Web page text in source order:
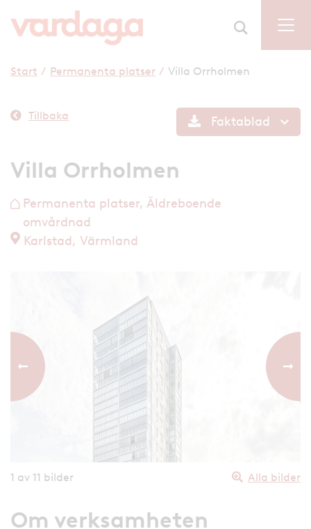
Start / Permanenta platser / Villa Orrholmen
Tillbaka Faktablad
Villa Orrholmen
h Permanenta platser, Äldreboende
omvårdnad
Karlstad, Värmland
Föregående bild
1 av 11 bilder Alla bilder
Om verksamheten